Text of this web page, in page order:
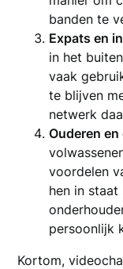
banden te
Expats en
in het
vaak
te blijven
netwerk
Ouderen
voordelen
hen in
persoonlijk
Kortom,